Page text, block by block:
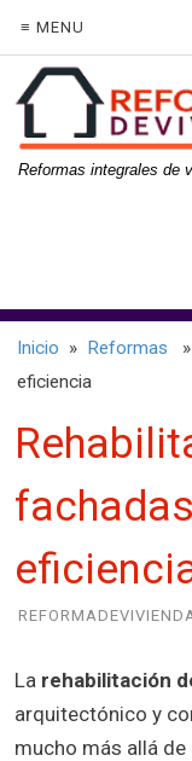
≡ MENU
Reformas integrales de
Inicio » Reformas
eficiencia
La rehabilitación
arquitectónico y
mucho más allá